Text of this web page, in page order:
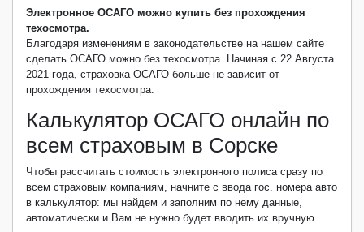
Электронное ОСАГО можно купить без прохождения
техосмотра.
Благодаря изменениям в законодательстве на нашем сайте
сделать ОСАГО можно без техосмотра. Начиная с 22 Августа
2021 года, страховка ОСАГО больше не зависит от
прохождения техосмотра.
Калькулятор ОСАГО онлайн по
всем страховым в Сорске
Чтобы рассчитать стоимость электронного полиса сразу по
всем страховым компаниям, начните с ввода гос. номера авто
в калькулятор: мы найдем и заполним по нему данные,
автоматически и Вам не нужно будет вводить их вручную.